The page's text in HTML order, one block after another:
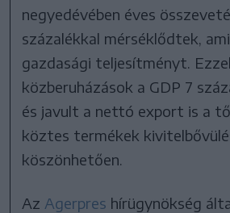
negyedévében éves
százalékkal mérséklődtek,
gazdasági teljesítményt.
közberuházások a GDP 7
és javult a nettó export is a
köztes termékek
köszönhetően.
Az Agerpres hírügynökség